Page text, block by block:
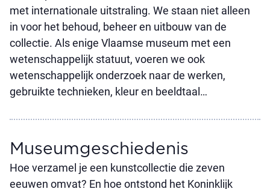
met internationale uitstraling. We staan niet alleen
in voor het behoud, beheer en uitbouw van de
collectie. Als enige Vlaamse museum met een
wetenschappelijk statuut, voeren we ook
wetenschappelijk onderzoek naar de werken,
gebruikte technieken, kleur en beeldtaal…
Museum­geschiedenis
Hoe verzamel je een kunstcollectie die zeven
eeuwen omvat? En hoe ontstond het Koninklijk